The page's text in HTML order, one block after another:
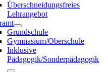
Überschneidungsfreies
Lehrangebot
Grundschule
Gymnasium/Oberschule
Inklusive
Pädagogik/Sonderpädagogik